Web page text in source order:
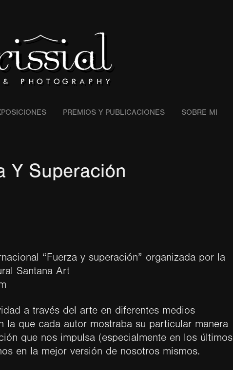
PREMIOS Y PUBLICACIONES SOBRE MI
Y Superación
“Fuerza y superación” organizada por la
Santana Art
a través del arte en diferentes medios
la que cada autor mostraba su particular manera
que nos impulsa (especialmente en los últimos
en la mejor versión de nosotros mismos.